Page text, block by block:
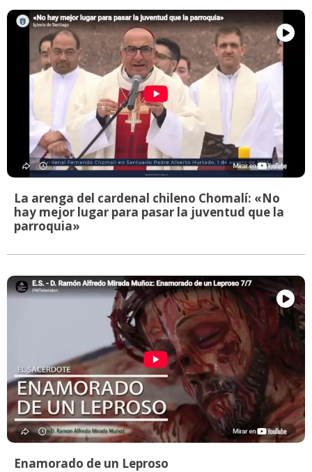
La arenga del cardenal chileno Chomalí: «No
hay mejor lugar para pasar la juventud que la
parroquia»
Enamorado de un Leproso